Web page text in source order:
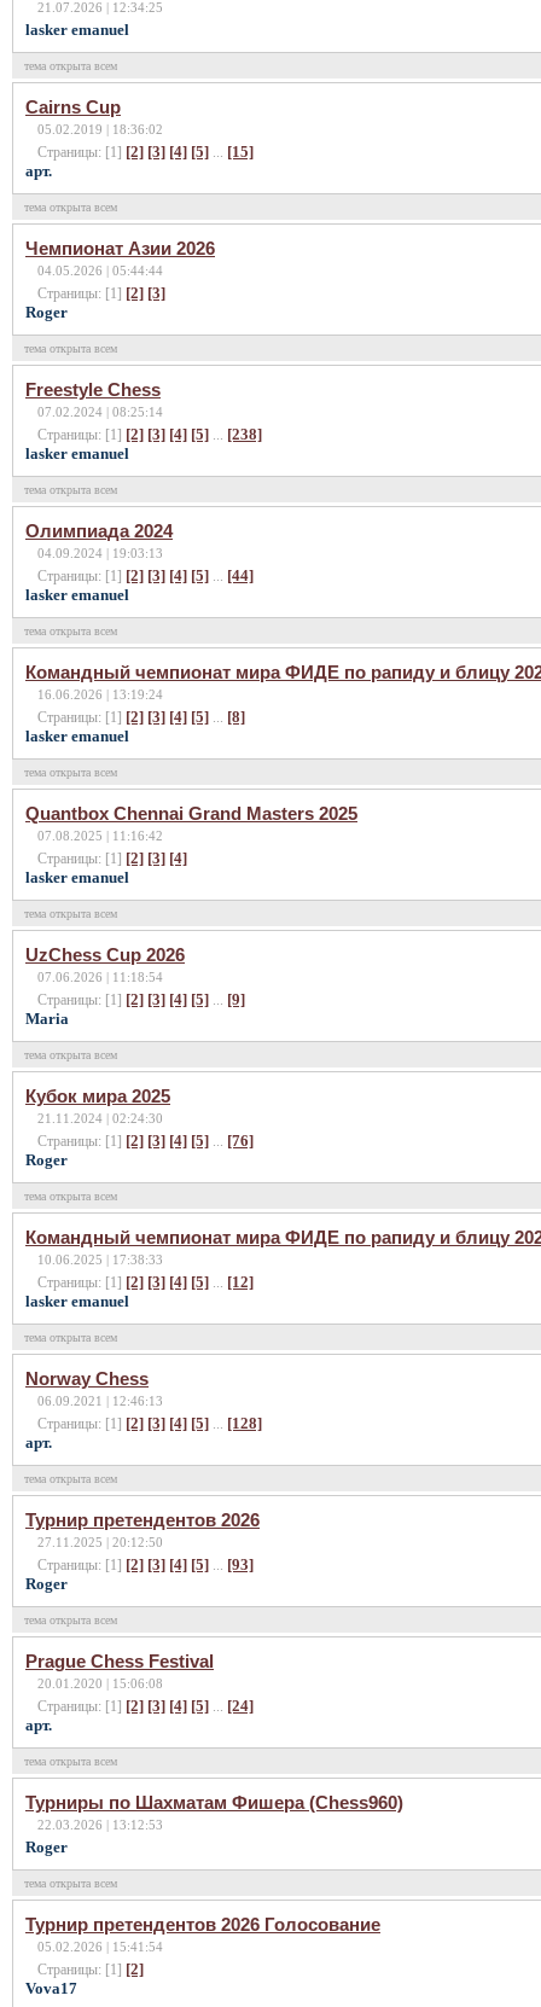
21.07.2026 | 12:34:25
lasker emanuel
тема открыта всем
Cairns Cup
05.02.2019 | 18:36:02
Страницы: [1] [2] [3] [4] [5] ... [15]
арт.
тема открыта всем
Чемпионат Азии 2026
04.05.2026 | 05:44:44
Страницы: [1] [2] [3]
Roger
тема открыта всем
Freestyle Chess
07.02.2024 | 08:25:14
Страницы: [1] [2] [3] [4] [5] ... [238]
lasker emanuel
тема открыта всем
Олимпиада 2024
04.09.2024 | 19:03:13
Страницы: [1] [2] [3] [4] [5] ... [44]
lasker emanuel
тема открыта всем
Командный чемпионат мира ФИДЕ по рапиду и блицу
16.06.2026 | 13:19:24
Страницы: [1] [2] [3] [4] [5] ... [8]
lasker emanuel
тема открыта всем
Quantbox Chennai Grand Masters 2025
07.08.2025 | 11:16:42
Страницы: [1] [2] [3] [4]
lasker emanuel
тема открыта всем
UzChess Cup 2026
07.06.2026 | 11:18:54
Страницы: [1] [2] [3] [4] [5] ... [9]
Maria
тема открыта всем
Кубок мира 2025
21.11.2024 | 02:24:30
Страницы: [1] [2] [3] [4] [5] ... [76]
Roger
тема открыта всем
Командный чемпионат мира ФИДЕ по рапиду и блицу
10.06.2025 | 17:38:33
Страницы: [1] [2] [3] [4] [5] ... [12]
lasker emanuel
тема открыта всем
Norway Chess
06.09.2021 | 12:46:13
Страницы: [1] [2] [3] [4] [5] ... [128]
арт.
тема открыта всем
Турнир претендентов 2026
27.11.2025 | 20:12:50
Страницы: [1] [2] [3] [4] [5] ... [93]
Roger
тема открыта всем
Prague Chess Festival
20.01.2020 | 15:06:08
Страницы: [1] [2] [3] [4] [5] ... [24]
арт.
тема открыта всем
Турниры по Шахматам Фишера (Chess960)
22.03.2026 | 13:12:53
Roger
тема открыта всем
Турнир претендентов 2026 Голосование
05.02.2026 | 15:41:54
Страницы: [1] [2]
Vova17